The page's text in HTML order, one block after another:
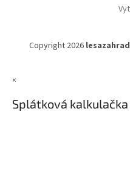
Copyright 2026
×
Splátková kalkulačka